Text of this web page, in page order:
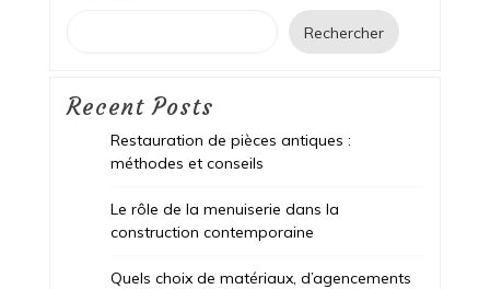
Rechercher
Recent Posts
Restauration de pièces antiques :
méthodes et conseils
Le rôle de la menuiserie dans la
construction contemporaine
Quels choix de matériaux, d’agencements